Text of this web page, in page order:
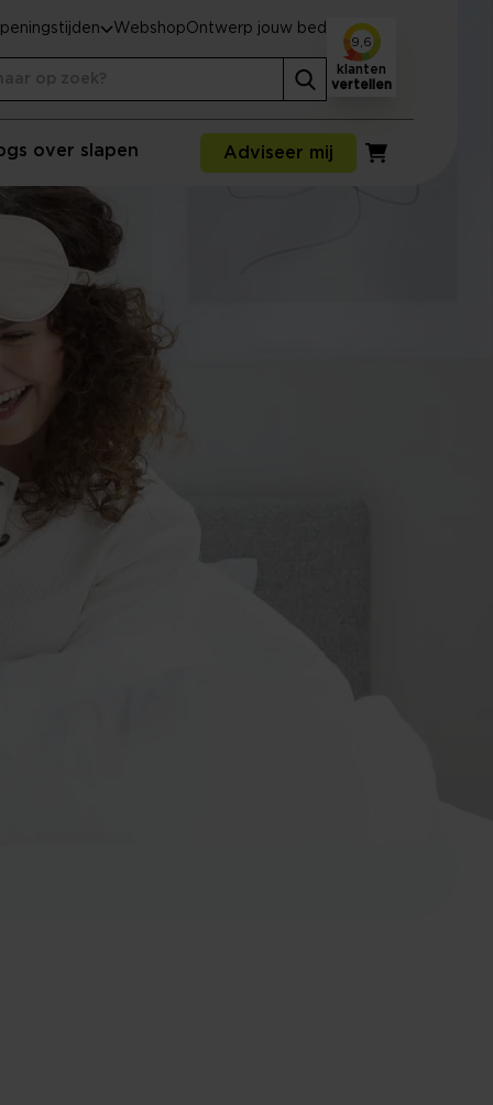
over slapen Adviseer mij
Winkelwagen
WebshopOntwerp jouw bed
9,6
klanten
vertellen